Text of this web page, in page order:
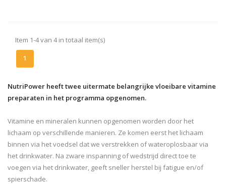
Item 1-4 van 4 in totaal item(s)
1
NutriPower heeft twee uitermate belangrijke vloeibare vitamine
preparaten in het programma opgenomen.
Vitamine en mineralen kunnen opgenomen worden door het
lichaam op verschillende manieren. Ze komen eerst het lichaam
binnen via het voedsel dat we verstrekken of wateroplosbaar via
het drinkwater. Na zware inspanning of wedstrijd direct toe te
voegen via het drinkwater, geeft sneller herstel bij fatigue en/of
spierschade.